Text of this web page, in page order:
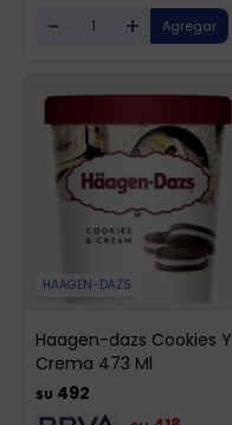
- +
HAAGEN-DAZS
Haagen-dazs Cookies Y
Crema 473 Ml
$U 492